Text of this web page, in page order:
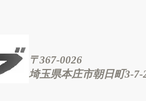
〒367-0026
埼玉県本庄市朝日町